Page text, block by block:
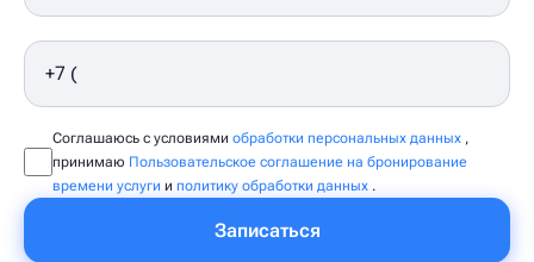
Соглашаюсь с условиями обработки персональных данных ,
принимаю Пользовательское соглашение на бронирование
времени услуги и политику обработки данных .
Записаться